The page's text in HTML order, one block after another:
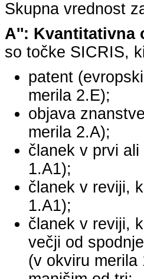
Skupna vrednost
A'': Kvantitativna
so točke SICRIS,
patent
merila 2.E);
objava
merila 2.A);
članek v prvi
1.A1);
članek v reviji,
1.A1);
članek v reviji,
večji od
(v okviru